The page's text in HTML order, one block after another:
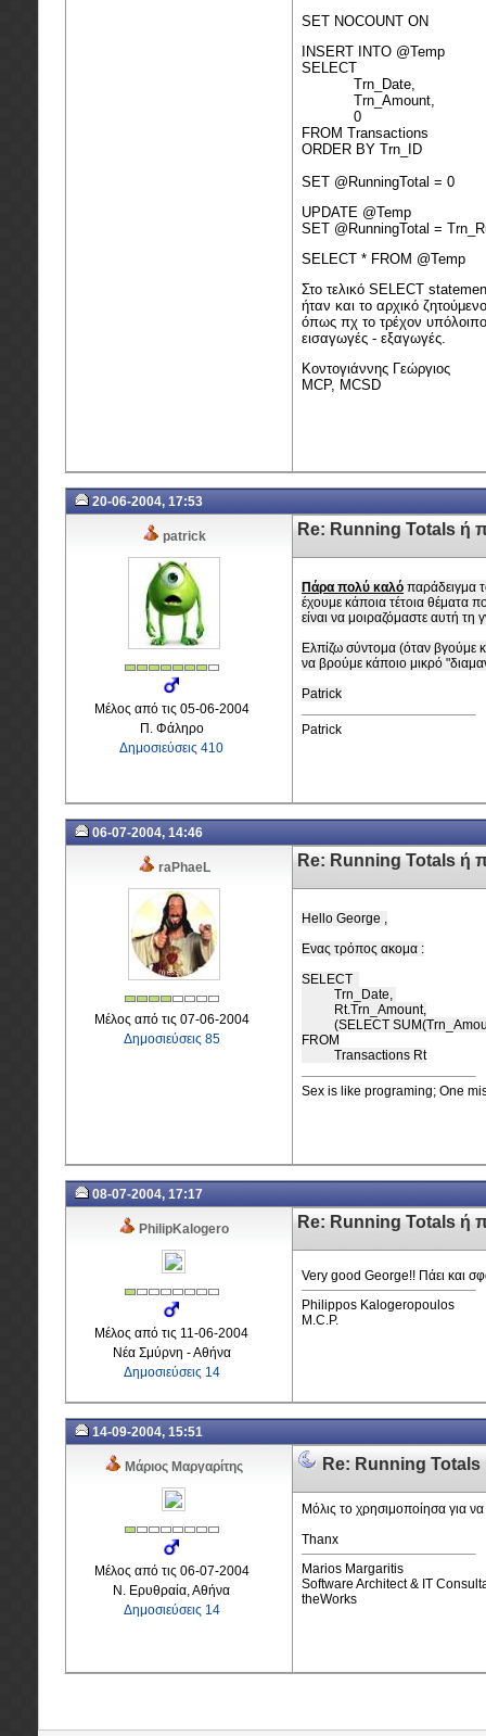
SET NOCOUNT ON
INSERT INTO @Temp
SELECT
Trn_Date,
Trn_Amount,
0
FROM Transactions
ORDER BY Trn_ID
SET @RunningTotal = 0
UPDATE @Temp
SET @RunningTotal =
SELECT * FROM @Temp
Στο τελικό SELECT
ήταν και το αρχικό
όπως πχ το τρέχον υπόλοιπο
εισαγωγές - εξαγωγές.
Κοντογιάννης Γεώργιος
MCP, MCSD
20-06-2004, 17:53
patrick
Μέλος από τις 05-06-2004
Π. Φάληρο
Δημοσιεύσεις 410
Re: Running Totals ή
Πάρα πολύ καλό παράδειγμα
έχουμε κάποια τέτοια θέματα
είναι να μοιραζόμαστε αυτή τη
Ελπίζω σύντομα (όταν βγούμε
να βρούμε κάποιο μικρό
Patrick
Patrick
06-07-2004, 14:46
raPhaeL
Μέλος από τις 07-06-2004
Δημοσιεύσεις 85
Re: Running Totals ή
Hello George ,
Ενας τρόπος ακομα :
SELECT
Trn_Date,
Rt.Trn_Amount,
(SELECT
FROM
Transactions Rt
Sex is like programing; One
08-07-2004, 17:17
PhilipKalogero
Μέλος από τις 11-06-2004
Νέα Σμύρνη - Αθήνα
Δημοσιεύσεις 14
Re: Running Totals ή
Very good George!! Πάει και
Philippos Kalogeropoulos
M.C.P.
14-09-2004, 15:51
Μάριος Μαργαρίτης
Μέλος από τις 06-07-2004
Ν. Ερυθραία, Αθήνα
Δημοσιεύσεις 14
Re: Running Totals
Μόλις το χρησιμοποίησα για
Thanx
Marios Margaritis
Software Architect & IT
theWorks